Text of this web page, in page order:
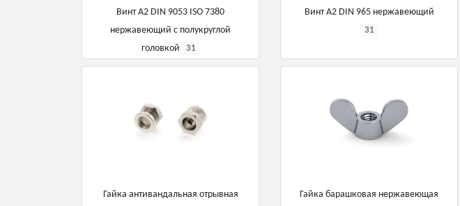
Винт А2 DIN 9053 ISO 7380
нержавеющий с полукруглой
головкой
31
Винт А2 DIN 965 нержавеющий
31
Гайка антивандальная отрывная
Гайка барашковая нержавеющая